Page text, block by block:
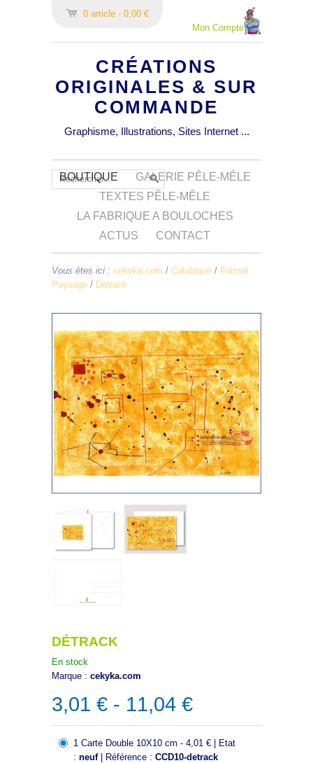
0 article - 0,00 €
Mon Compte
CRÉATIONS
ORIGINALES & SUR
COMMANDE
Graphisme, Illustrations, Sites Internet ...
BOUTIQUE
GALERIE PÊLE-MÊLE
TEXTES PÊLE-MÊLE
LA FABRIQUE A BOULOCHES
ACTUS
CONTACT
Vous êtes ici : cekyka.com / Catalogue / Format
Paysage / Détrack
DÉTRACK
En stock
Marque : cekyka.com
3,01 € - 11,04 €
1 Carte Double 10X10 cm - 4,01 € | Etat
: neuf| Référence : CCD10-detrack